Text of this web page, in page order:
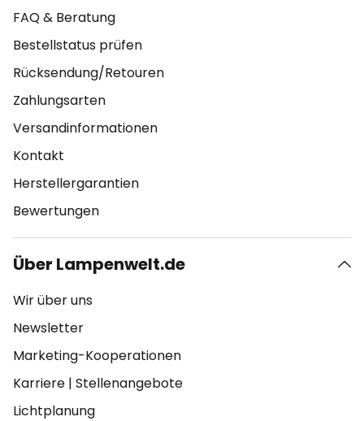
FAQ & Beratung
Bestellstatus prüfen
Rücksendung/Retouren
Zahlungsarten
Versandinformationen
Kontakt
Herstellergarantien
Bewertungen
Über Lampenwelt.de
Wir über uns
Newsletter
Marketing-Kooperationen
Karriere | Stellenangebote
Lichtplanung